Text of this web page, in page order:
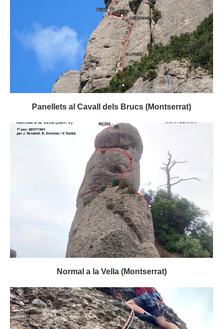
Panellets al Cavall dels Brucs (Montserrat)
Normal a la Vella (Montserrat)